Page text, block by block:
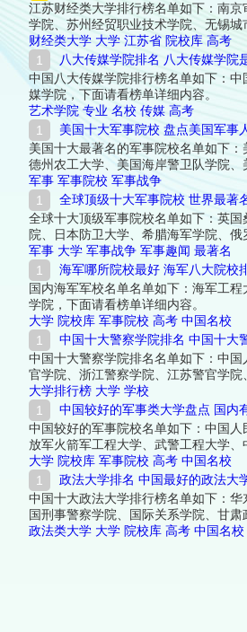
江苏财经类大学排行榜名单如下：南
学院、苏州经贸职业技术学院、无锡
财经类大学 大学 江苏省 院校库 高考
八大传媒学院排名 八大传媒学院
中国八大传媒学院排行榜名单如下：
媒学院，下面请看榜单详细内容。
艺术学院 专业 名校 传媒 高考
美国十大军事院校 盘点美国军事
美国十大最著名的军事院校名单如下
德州农工大学、美国海岸警卫队学院、
军事 军事院校 军事战争
全球顶级十大军事院校 世界最著
全球十大顶级军事院校名单如下：英
院、日本防卫大学、希腊海军学院、
军事 大学 军事战争 军事趣闻 最著名
海军哪所院校最好 海军八大院校
国内海军军校名单名单如下：海军工
学院，下面请看榜单详细内容。
大学 院校库 军事院校 高考 中国名校
中国十大警察学院排名 中国十大
中国十大警察学院排名名单如下：中
官学院、浙江警察学院、江苏警官学院
大学排行榜 大学 学校
中国较好的军事类大学盘点 国内
中国较好的军事院校名单如下：中国
放军火箭军工程大学、武警工程大学
容。
大学 院校库 军事院校 高考 中国名校
政法大学排名 中国最好的政法大
中国十大政法大学排行榜名单如下：
国刑事警察学院、国际关系学院、甘肃
政法类大学 大学 院校库 高考 中国名校